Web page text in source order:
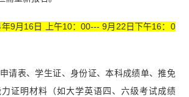
9月16日 上午10：00--- 9月22日下午16：0
请表、学生证、身份证、本科成绩单、推免
证明材料（如大学英语四、六级考试成绩